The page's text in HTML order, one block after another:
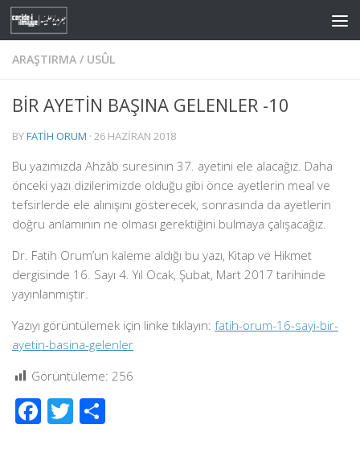
Skip to content
ARAŞTIRMA / USÛL
BİR AYETİN BAŞINA GELENLER -10
BYFATIH ORUM · 26 HAZIRAN 2018
Bu yazımızda Ahzâb suresinin 37. ayetini ele alacağız. Daha
önceki yazı dizilerimizde olduğu gibi önce ayetlerin meal ve
tefsirlerde ele alınışını gösterecek, sonrasında da ayetlerin
doğru anlamının ne olması gerektiğini bulmaya çalışacağız.
Dr. Fatih Orum’un kaleme aldığı bu yazı, Kitap ve Hikmet
dergisinde 16. Sayı 4. Yıl Ocak, Şubat, Mart 2017 tarihinde
yayınlanmıştır.
Yazıyı görüntülemek için linke tıklayın: fatih-orum-16-sayi-bir-
ayetin-basina-gelenler
Görüntüleme: 256
Facebook
Twitter